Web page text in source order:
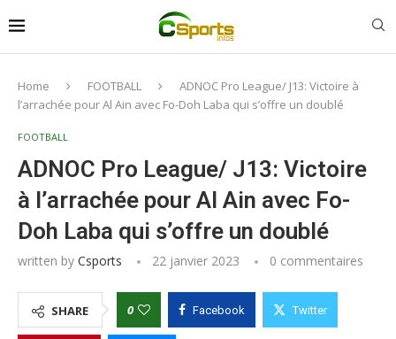
Home FOOTBALL
ADNOC Pro League/ J13: Victoire à
l’arrachée pour Al Ain avec Fo-Doh Laba qui s’offre un doublé
FOOTBALL
ADNOC Pro League/ J13: Victoire
à l’arrachée pour Al Ain avec Fo-
Doh Laba qui s’offre un doublé
written by Csports 22 janvier 2023 0 commentaires
SHARE 0 Facebook Twitter